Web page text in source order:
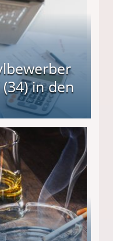
in den